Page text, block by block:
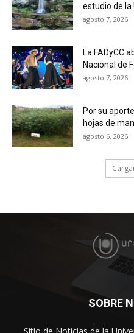
estudio de la
agosto 7, 2026
La FADyCC
Nacional de
agosto 7, 2026
Por su
hojas de
agosto 6, 2026
SOBRE